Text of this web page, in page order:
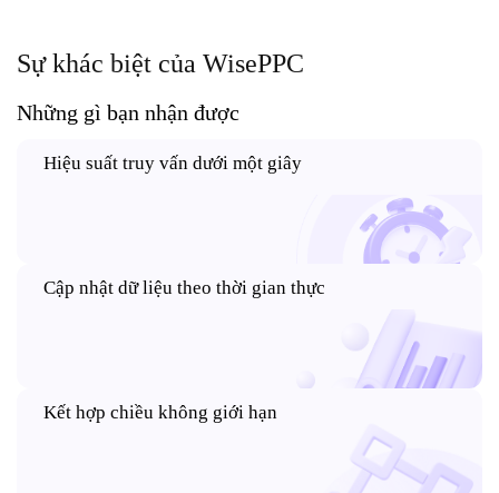
Sự khác biệt của WisePPC
Những gì bạn nhận được
Hiệu suất truy vấn dưới một giây
Cập nhật dữ liệu theo thời gian thực
Kết hợp chiều không giới hạn